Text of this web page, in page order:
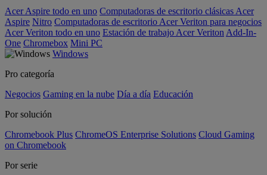
Acer Aspire todo en uno Computadoras de escritorio clásicas Acer
Aspire Nitro Computadoras de escritorio Acer Veriton para negocios
Acer Veriton todo en uno Estación de trabajo Acer Veriton Add-In-
One Chromebox Mini PC
Windows
Pro categoría
Negocios Gaming en la nube Día a día Educación
Por solución
Chromebook Plus ChromeOS Enterprise Solutions Cloud Gaming
on Chromebook
Por serie